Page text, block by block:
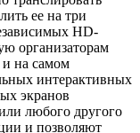
ее на три
HD-
организаторам
на самом
интерактивных
экранов
любого другого
и позволяют